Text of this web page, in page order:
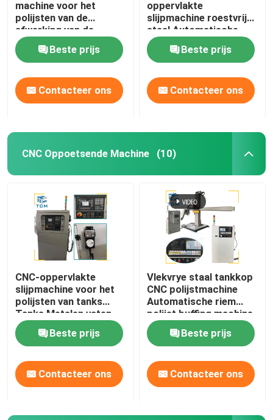
Laspoelmachine
Oppoetsende verbruiksgoederen
machine voor het
polijsten van de
afwerking van de
afwerking van de
afwerkingBeste prijs
Contacteer ons
oppervlakte
slijpmachine roestvrij
staal Automatische
Polisher
Beste prijs
Contacteer ons
CNC Oppoetsende Machine (10)
CNC-oppervlakte
slijpmachine voor het
polijsten van tanks
Tanks Metalen vaten
Spiegelspoelen
Beste prijs
Contacteer ons
Vlekvrye staal tankkop
CNC polijstmachine
Automatische riem
polijst buffing machine
Beste prijs
Contacteer ons